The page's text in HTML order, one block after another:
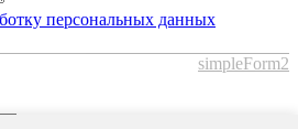
персональных данных
simpleForm2